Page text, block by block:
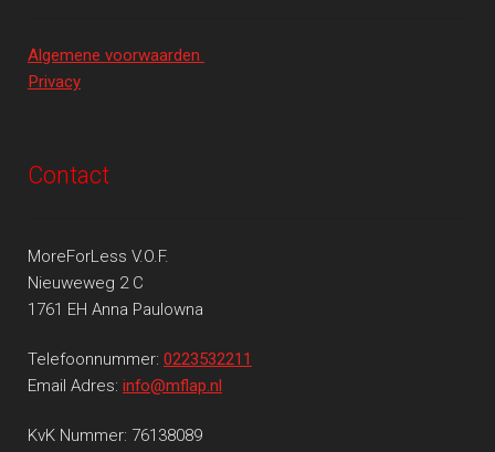
Algemene voorwaarden
Privacy
Contact
MoreForLess V.O.F.
Nieuweweg 2 C
1761 EH Anna Paulowna
Telefoonnummer: 0223532211
Email Adres: info@mflap.nl
KvK Nummer: 76138089